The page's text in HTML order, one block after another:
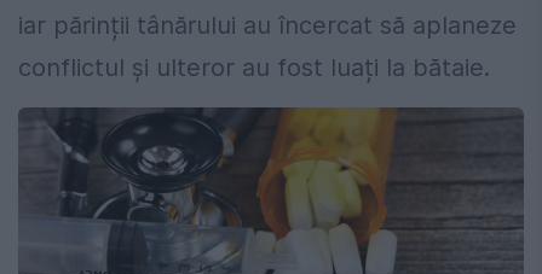
iar părinții tânărului au încercat să aplaneze
conflictul și ulteror au fost luați la bătaie.